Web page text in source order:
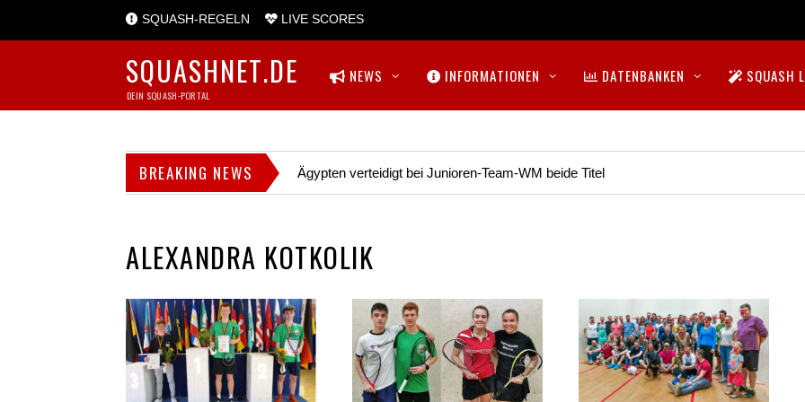
SQUASH-REGELN LIVE SCORES
SQUASHNET.DE
DEIN SQUASH-PORTAL
NEWS INFORMATIONEN DATENBANKEN SQUASH
BREAKING NEWS Ägypten verteidigt bei Junioren-Team-WM beide Titel
ALEXANDRA KOTKOLIK